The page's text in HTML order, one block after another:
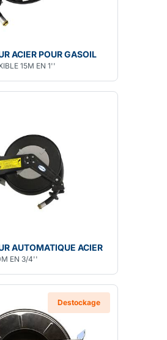
ACIER POUR GASOIL
15M EN 1''
AUTOMATIQUE ACIER
EN 3/4''
Destockage